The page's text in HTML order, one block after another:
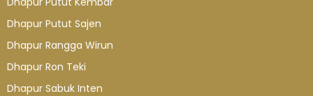
Dhapur Putut Sajen
Dhapur Rangga Wirun
Dhapur Ron Teki
Dhapur Sabuk Inten